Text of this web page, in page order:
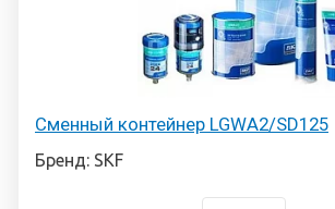
Сменный контейнер LGWA2/SD125
Бренд: SKF